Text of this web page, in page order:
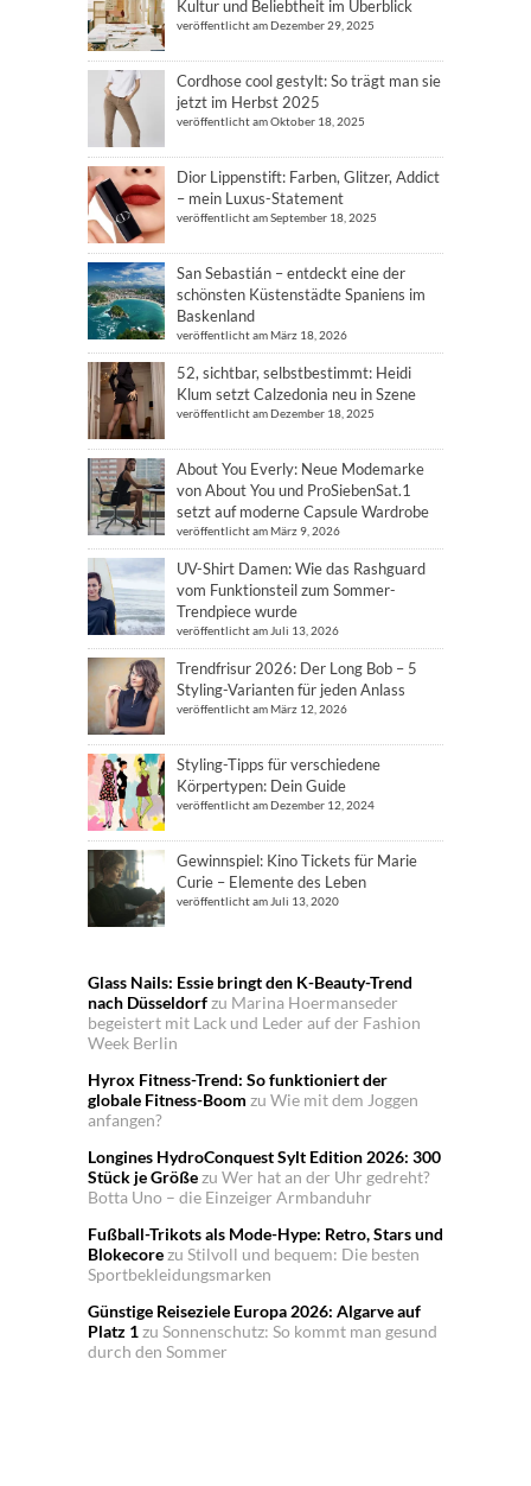
Kultur und Beliebtheit im Überblick
veröffentlicht am Dezember 29, 2025
Cordhose cool gestylt: So trägt man sie
jetzt im Herbst 2025
veröffentlicht am Oktober 18, 2025
Dior Lippenstift: Farben, Glitzer, Addict
– mein Luxus-Statement
veröffentlicht am September 18, 2025
San Sebastián – entdeckt eine der
schönsten Küstenstädte Spaniens im
Baskenland
veröffentlicht am März 18, 2026
52, sichtbar, selbstbestimmt: Heidi
Klum setzt Calzedonia neu in Szene
veröffentlicht am Dezember 18, 2025
About You Everly: Neue Modemarke
von About You und ProSiebenSat.1
setzt auf moderne Capsule Wardrobe
veröffentlicht am März 9, 2026
UV-Shirt Damen: Wie das Rashguard
vom Funktionsteil zum Sommer-
Trendpiece wurde
veröffentlicht am Juli 13, 2026
Trendfrisur 2026: Der Long Bob – 5
Styling-Varianten für jeden Anlass
veröffentlicht am März 12, 2026
Styling-Tipps für verschiedene
Körpertypen: Dein Guide
veröffentlicht am Dezember 12, 2024
Gewinnspiel: Kino Tickets für Marie
Curie – Elemente des Leben
veröffentlicht am Juli 13, 2020
Glass Nails: Essie bringt den K-Beauty-Trend
nach Düsseldorfzu Marina Hoermanseder
begeistert mit Lack und Leder auf der Fashion
Week Berlin
Hyrox Fitness-Trend: So funktioniert der
globale Fitness-Boom zu Wie mit dem Joggen
anfangen?
Longines HydroConquest Sylt Edition 2026: 300
Stück je Größezu Wer hat an der Uhr gedreht?
Botta Uno – die Einzeiger Armbanduhr
Fußball-Trikots als Mode-Hype: Retro, Stars und
Blokecorezu Stilvoll und bequem: Die besten
Sportbekleidungsmarken
Günstige Reiseziele Europa 2026: Algarve auf
Platz 1zu Sonnenschutz: So kommt man gesund
durch den Sommer